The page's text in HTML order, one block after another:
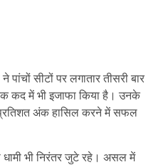
सीटों पर लगातार तीसरी बार
कद में भी इजाफा किया है। उनके
प्रतिशत अंक हासिल करने में सफल
धामी भी निरंतर जुटे रहे। असल में